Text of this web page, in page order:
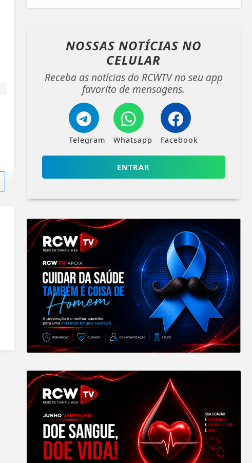
NOSSAS NOTÍCIAS NO
CELULAR
Receba as notícias do RCWTV no seu app
favorito de mensagens.
Telegram Whatsapp Facebook
ENTRAR